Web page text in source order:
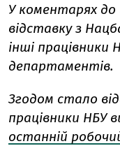
У коментарях до
відставку з
інші працівники
департаментів.
Згодом стало
працівники НБУ
останній